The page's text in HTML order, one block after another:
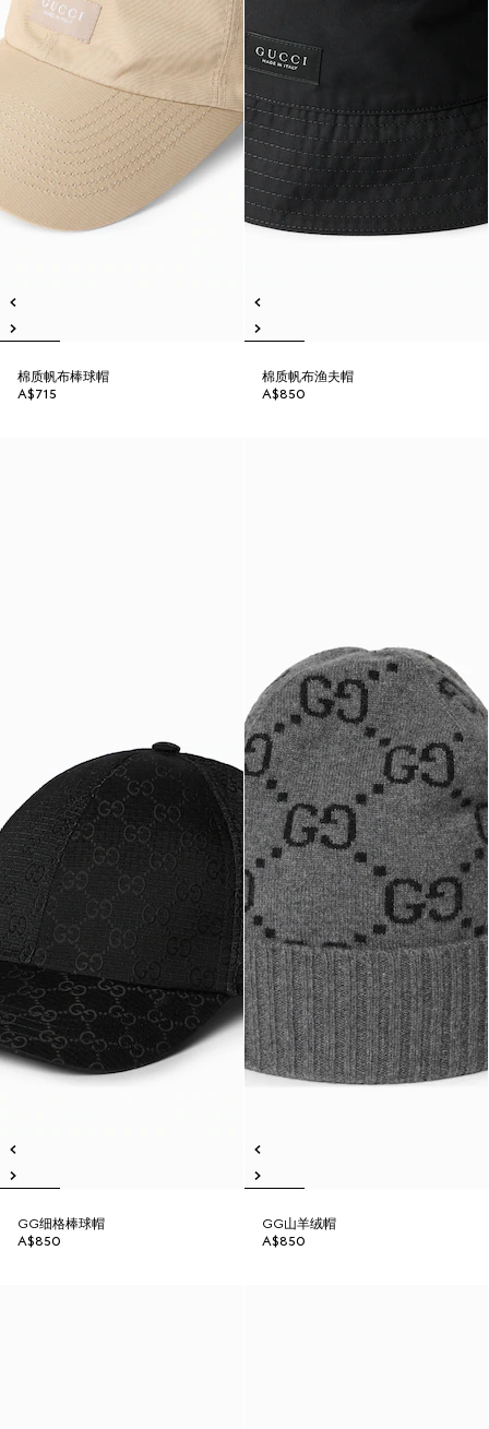
棉质帆布棒球帽
A$715
棉质帆布渔夫帽
A$850
GG细格棒球帽
A$850
GG山羊绒帽
A$850